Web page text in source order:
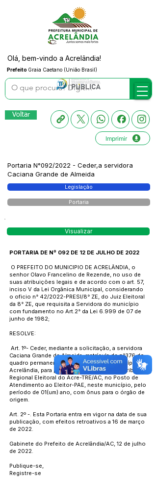
Prefeito Graia Caetano (União Brasil)
Olá, bem-vindo a Acrelândia!
Voltar
Imprimir
Portaria N°092/2022 - Ceder,a servidora
Caciana Grande de Almeida
Legislação
Portaria
Visualizar
PORTARIA DE Nº 092 DE 12 DE JULHO DE 2022
O PREFEITO DO MUNICIPIO DE ACRELÂNDIA, o
senhor Olavo Francelino de Rezende, no uso de
suas atribuições legais e de acordo com o art. 57,
inciso V da Lei Orgânica Municipal, considerando
o oficio n° 42/2022-PRESI/8° ZE, do Juiz Eleitoral
da 8° ZE, que requisita a Servidora do município
com fundamento no Art.2° da Lei 6.999 de 07 de
junho de 1982;
RESOLVE:
Art. 1º- Ceder, mediante a solicitação, a servidora
Caciana Grande de Almeida, matrícula de n°376 do
quadro permanente de servidores do município de
Acrelândia, para prestar serviços junto ao Tribunal
Regional Eleitoral do Acre-TRE/AC, no Posto de
Atendimento ao Eleitor-PAE, neste município, pelo
período de 01(um) ano, com ônus para o órgão de
origem.
Art. 2º -. Esta Portaria entra em vigor na data de sua
publicação, com efeitos retroativos a 16 de março
de 2022.
Gabinete do Prefeito de Acrelândia/AC, 12 de julho
de 2022.
Publique-se,
Registre-se